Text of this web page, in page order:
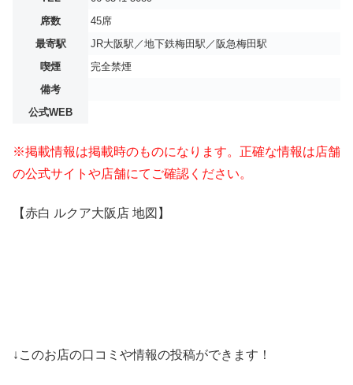
席数
45席
最寄駅
JR大阪駅／地下鉄梅田駅／阪急梅田駅
喫煙
完全禁煙
備考
公式WEB
※掲載情報は掲載時のものになります。正確な情報は店舗
の公式サイトや店舗にてご確認ください。
【赤白 ルクア大阪店 地図】
↓このお店の口コミや情報の投稿ができます！